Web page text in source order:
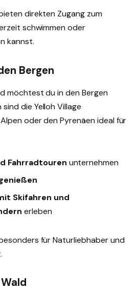
direkten Zugang zum
schwimmen oder
kannst.
Bergen
möchtest du in den Bergen
die Yelloh Village
oder den Pyrenäen ideal für
Fahrradtouren unternehmen
Skifahren und
erleben
für Naturliebhaber und